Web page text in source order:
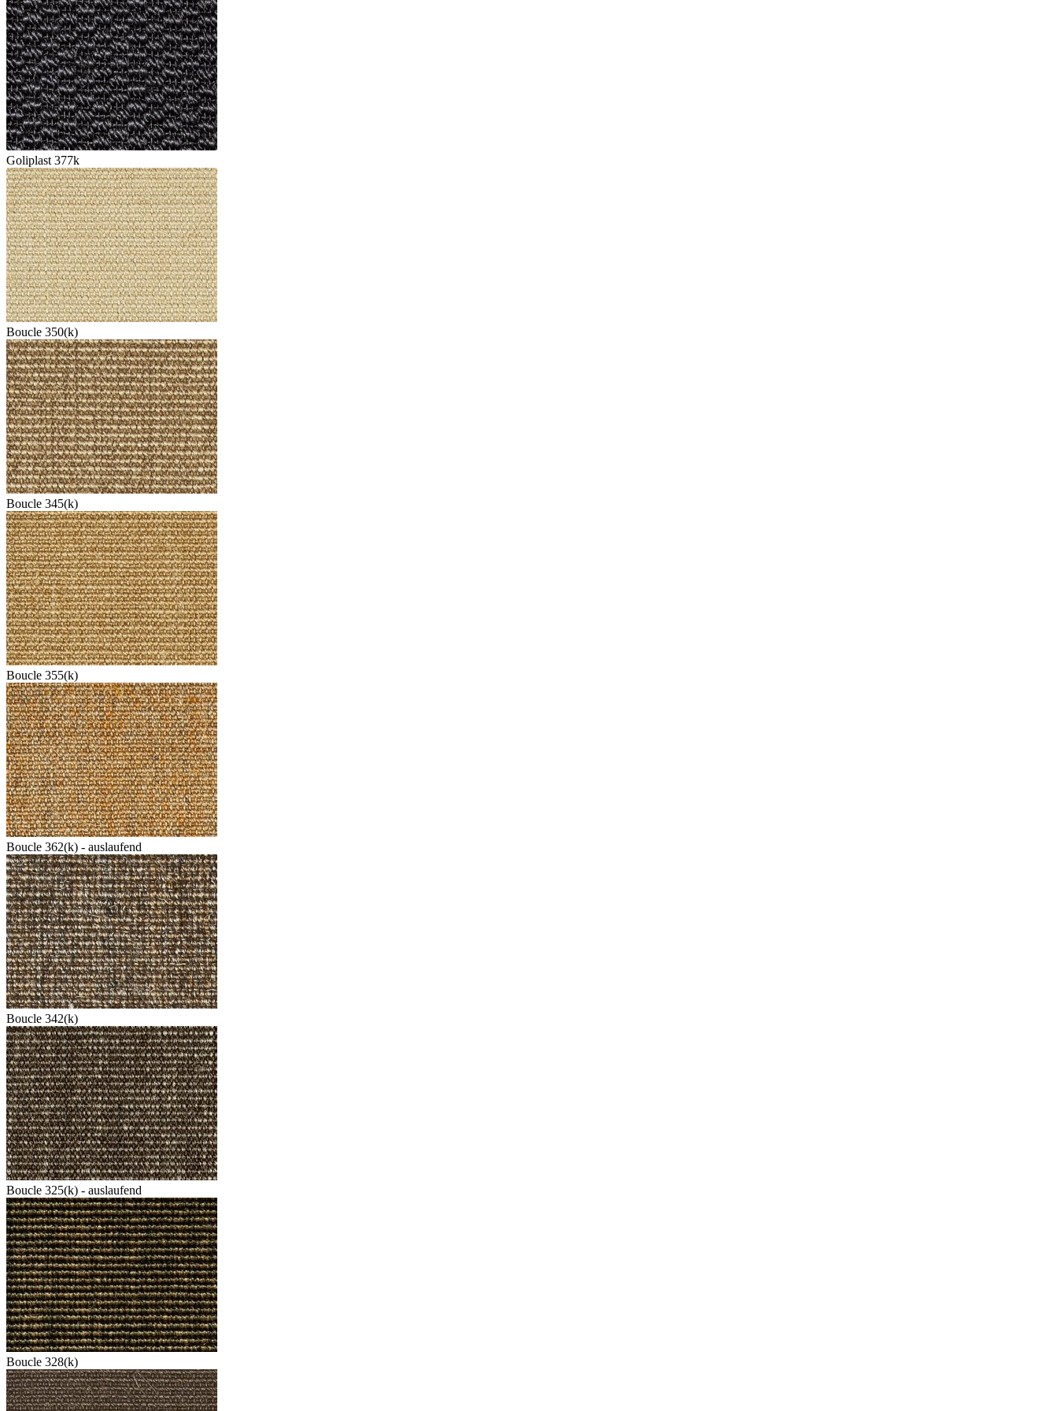
Goliplast 377k
Boucle 350(k)
Boucle 345(k)
Boucle 355(k)
Boucle 362(k) - auslaufend
Boucle 342(k)
Boucle 325(k) - auslaufend
Boucle 328(k)